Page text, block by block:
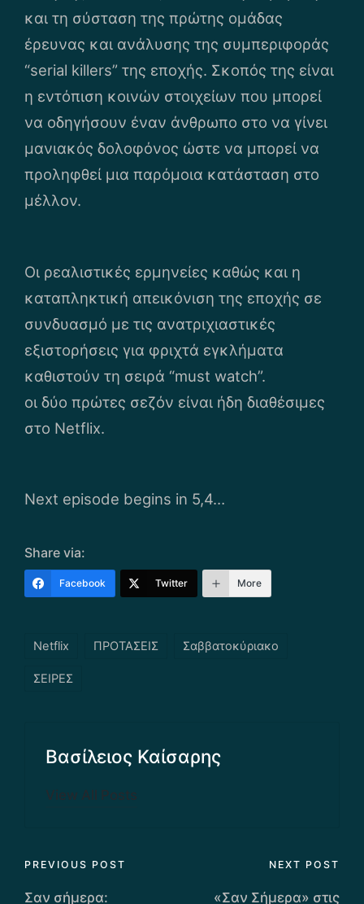
και τη σύσταση της πρώτης ομάδας
έρευνας και ανάλυσης της συμπεριφοράς
“serial killers” της εποχής. Σκοπός της είναι
η εντόπιση κοινών στοιχείων που μπορεί
να οδηγήσουν έναν άνθρωπο στο να γίνει
μανιακός δολοφόνος ώστε να μπορεί να
προληφθεί μια παρόμοια κατάσταση στο
μέλλον.
‌Οι ρεαλιστικές ερμηνείες καθώς και η
καταπληκτική απεικόνιση της εποχής σε
συνδυασμό με τις ανατριχιαστικές
εξιστορήσεις για φριχτά εγκλήματα
καθιστούν τη σειρά “must watch”.
‌οι δύο πρώτες σεζόν είναι ήδη διαθέσιμες
στο Netflix.
Next episode begins in 5,4…
Share via:
Facebook Twitter More
Netflix ΠΡΟΤΑΣΕΙΣ Σαββατοκύριακο
ΣΕΙΡΕΣ
Βασίλειος Καίσαρης
View All Posts
Post
PREVIOUS POST
Σαν σήμερα:
NEXT POST
«Σαν Σήμερα» στις